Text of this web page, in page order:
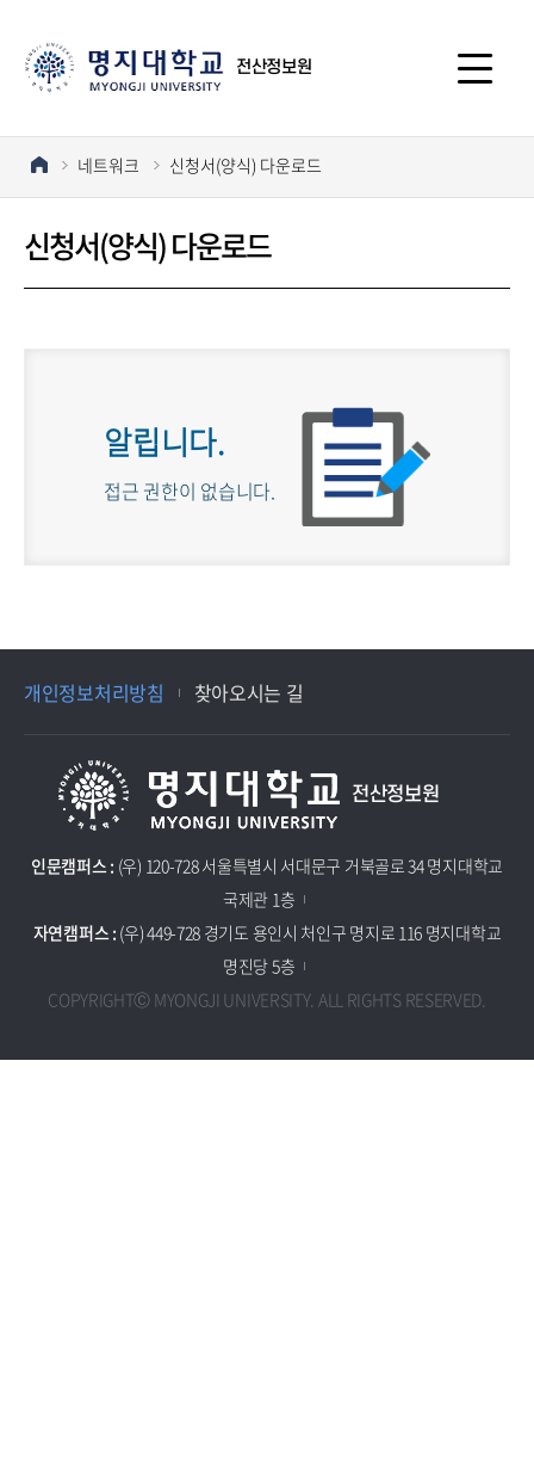
전산정보원
네트워크 신청서(양식) 다운로드
신청서(양식) 다운로드
알립니다.
접근 권한이 없습니다.
개인정보처리방침 찾아오시는 길
전산정보원
인문캠퍼스 : (우) 120-728 서울특별시 서대문구 거북골로 34 명지대학교
국제관 1층
자연캠퍼스 : (우) 449-728 경기도 용인시 처인구 명지로 116 명지대학교
명진당 5층
COPYRIGHTⒸ MYONGJI UNIVERSITY. ALL RIGHTS RESERVED.